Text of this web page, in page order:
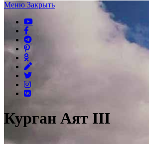
Меню Закрыть
Курган Аят III